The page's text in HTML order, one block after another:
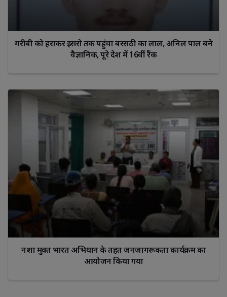
गरीबी को हराकर इसरो तक पहुंचा बरसठी का लाल, अनिल पाल बने
वैज्ञानिक, पूरे देश में 16वीं रैंक
नशा मुक्त भारत अभियान के तहत जनजागरूकता कार्यक्रम का
आयोजन किया गया